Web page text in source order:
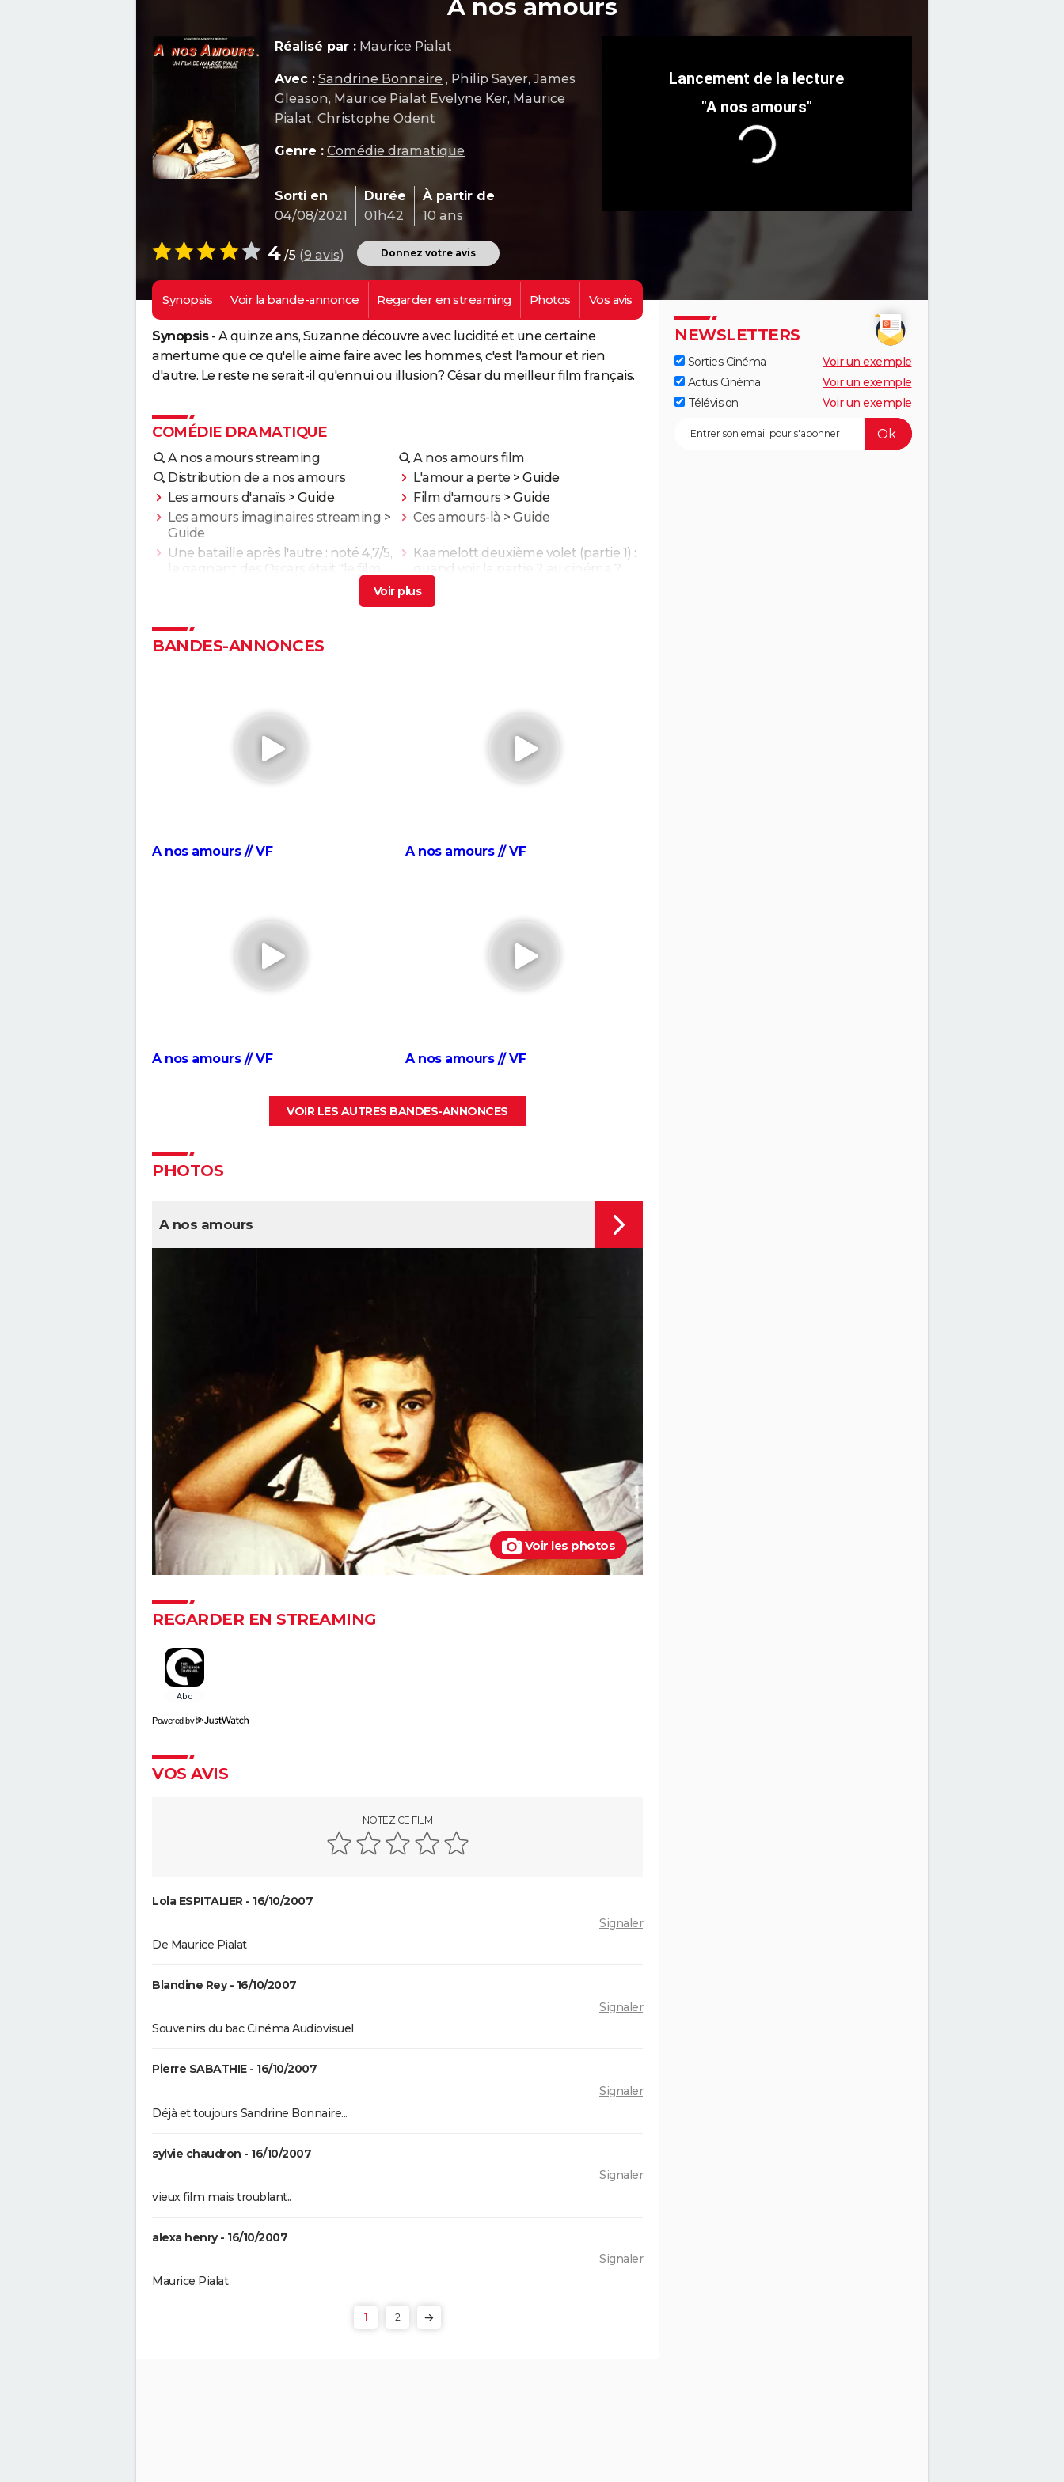
A nos amours
"A nos amours"
Réalisé par : Maurice Pialat
Avec : Sandrine Bonnaire , Philip Sayer, James
Gleason, Maurice Pialat Evelyne Ker, Maurice
Pialat, Christophe Odent
Genre : Comédie dramatique
Sorti en
04/08/2021
Durée
01h42
À partir de
10 ans
4/5 (9 avis) Donnez votre avis
Synopsis Voir la bande-annonce Regarder enstreaming Photos Vos avis
Synopsis- A quinze ans, Suzanne découvre avec lucidité et une certaine
amertume que ce qu'elle aime faire avec les hommes, c'est l'amour et rien
d'autre. Le reste ne serait-il qu'ennui ou illusion? César du meilleur film français.
COMÉDIE DRAMATIQUE
A nos amours streaming
A nos amours film
Distribution de a nos amours
L'amour a perte > Guide
Les amours d'anaïs > Guide Film d'amours > Guide
Les amours imaginaires streaming >
Guide
Ces amours-là > Guide
Une bataille après l'autre : noté 4,7/5,
le gagnant des Oscars était "le film
Kaamelott deuxième volet (partie 1) :
quand voir la partie 2 au cinéma ?
annonce, casting, intrigue, avis...
The Phoenician Scheme : faut-il voir
le dernier Wes Anderson ? Notre
bande-annonce, streaming, avis...
synopsis, casting, bande-annonce,
Lost in Translation : synopsis, casting,
bande-annonce, streaming, avis...
BANDES-ANNONCES
A nos amours // VF A nos amours // VF
A nos amours // VF A nos amours // VF
VOIR LES AUTRES BANDES-ANNONCES
PHOTOS
Voir les photos
A nos amours
REGARDER EN STREAMING
Powered by
VOS AVIS
NOTEZ CE FILM
Lola ESPITALIER - 16/10/2007
Signaler
De Maurice Pialat
Blandine Rey - 16/10/2007
Signaler
Souvenirs du bac Cinéma Audiovisuel
Pierre SABATHIE - 16/10/2007
Signaler
Déjà et toujours Sandrine Bonnaire...
sylvie chaudron - 16/10/2007
Signaler
vieux film mais troublant..
alexa henry - 16/10/2007
Signaler
Maurice Pialat
1 2
NEWSLETTERS
Sorties Cinéma
Voir un exemple
Actus Cinéma
Voir un exemple
Télévision
Voir un exemple